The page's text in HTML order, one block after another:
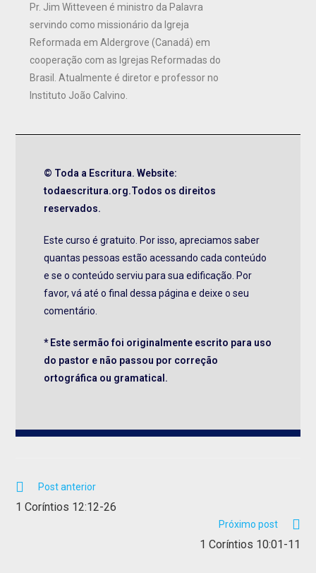
Pr. Jim Witteveen é ministro da Palavra
servindo como missionário da Igreja
Reformada em Aldergrove (Canadá) em
cooperação com as Igrejas Reformadas do
Brasil. Atualmente é diretor e professor no
Instituto João Calvino.
© Toda a Escritura. Website:
todaescritura.org.Todos os direitos
reservados.
Este curso é gratuito. Por isso, apreciamos saber
quantas pessoas estão acessando cada conteúdo
e se o conteúdo serviu para sua edificação. Por
favor, vá até o final dessa página e deixe o seu
comentário.
* Este sermão foi originalmente escrito para uso
do pastor e não passou por correção
ortográfica ou gramatical.
Post anterior
1 Coríntios 12:12-26
Próximo post
1 Coríntios 10:01-11